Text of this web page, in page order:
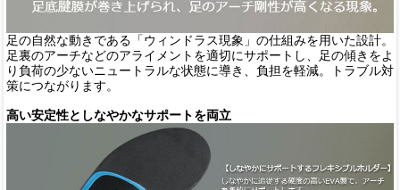
足の自然な動きである「ウィンドラス現象」の仕組みを用いた設計。
足裏のアーチなどのアライメントを適切にサポートし、足の傾きをよ
り負荷の少ないニュートラルな状態に導き、負担を軽減。トラブル対
策につながります。
高い安定性としなやかなサポートを両立